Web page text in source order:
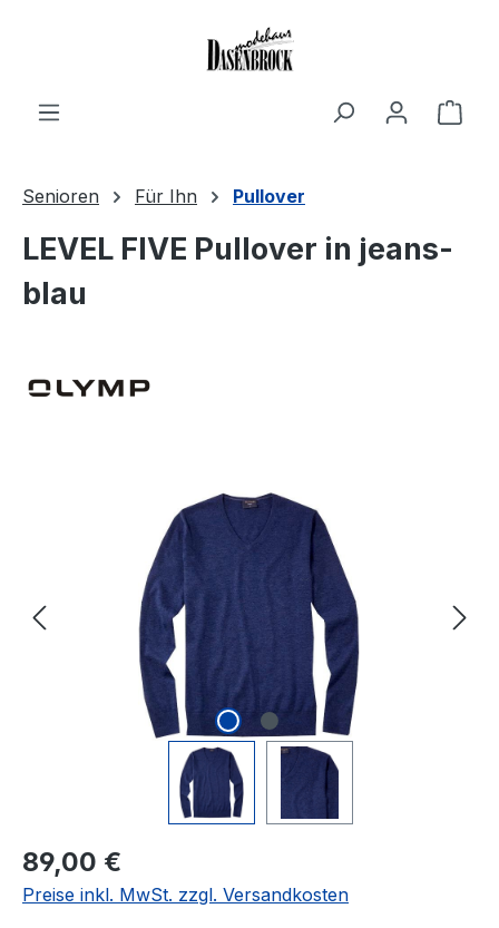
Senioren Für Ihn Pullover
LEVEL FIVE Pullover in jeans-
blau
Bildergalerie überspringen
Regulärer Preis:
89,00 €
Preise inkl. MwSt. zzgl. Versandkosten